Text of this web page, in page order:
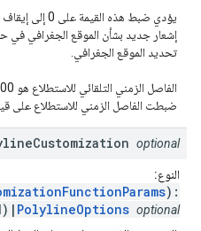
يؤدي ضبط هذه
إشعار جديد بشأن الموقع الجغرافي في
تحديد الموقع الجغرافي.
ضبطت الفاصل الزمني للاستطلاع على قيمة
Customization optional
النوع:
):
PolylineOptions optional